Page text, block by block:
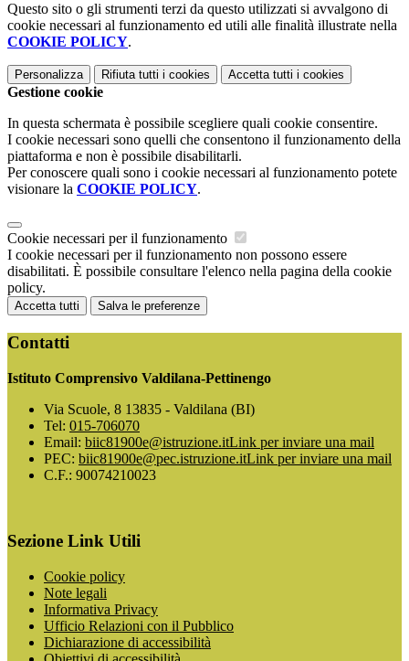
Questo sito o gli strumenti terzi da questo utilizzati si avvalgono di
cookie necessari al funzionamento ed utili alle finalità illustrate nella
COOKIE POLICY.
Personalizza Rifiuta tutti i cookies Accetta tutti i cookies
Gestione cookie
In questa schermata è possibile scegliere quali cookie consentire.
I cookie necessari sono quelli che consentono il funzionamento della
piattaforma e non è possibile disabilitarli.
Per conoscere quali sono i cookie necessari al funzionamento potete
visionare la COOKIE POLICY.
Cookie necessari per il funzionamento
I cookie necessari per il funzionamento non possono essere
disabilitati. È possibile consultare l'elenco nella pagina della cookie
policy.
Accetta tutti Salva le preferenze
Contatti
Istituto Comprensivo Valdilana-Pettinengo
Via Scuole, 8 13835 - Valdilana (BI)
Tel: 015-706070
Email: biic81900e@istruzione.itLink per inviare una mail
PEC: biic81900e@pec.istruzione.itLink per inviare una mail
C.F.: 90074210023
Sezione Link Utili
Cookie policy
Note legali
Informativa Privacy
Ufficio Relazioni con il Pubblico
Dichiarazione di accessibilità